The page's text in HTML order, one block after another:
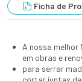
Ficha de
A nossa
em obras e
para serrar